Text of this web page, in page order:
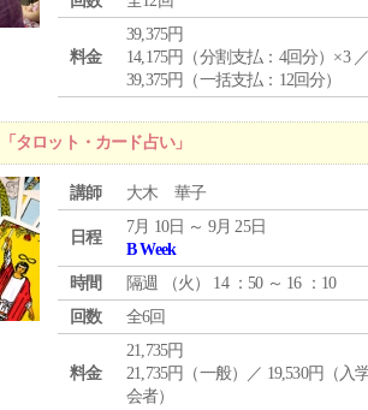
料金
39,375円
14,175円（分割支払：4回分）×3
39,375円（一括支払：12回分）
タロット・カード占い」
講師 大木 華子
日程
7月 10日 ～ 9月 25日
B Week
時間
隔週 （火 ） 14 ：50 ～ 16 ：10
回数
全6回
料金
21,735円
21,735円（一般）／ 19,530円（入
会者）